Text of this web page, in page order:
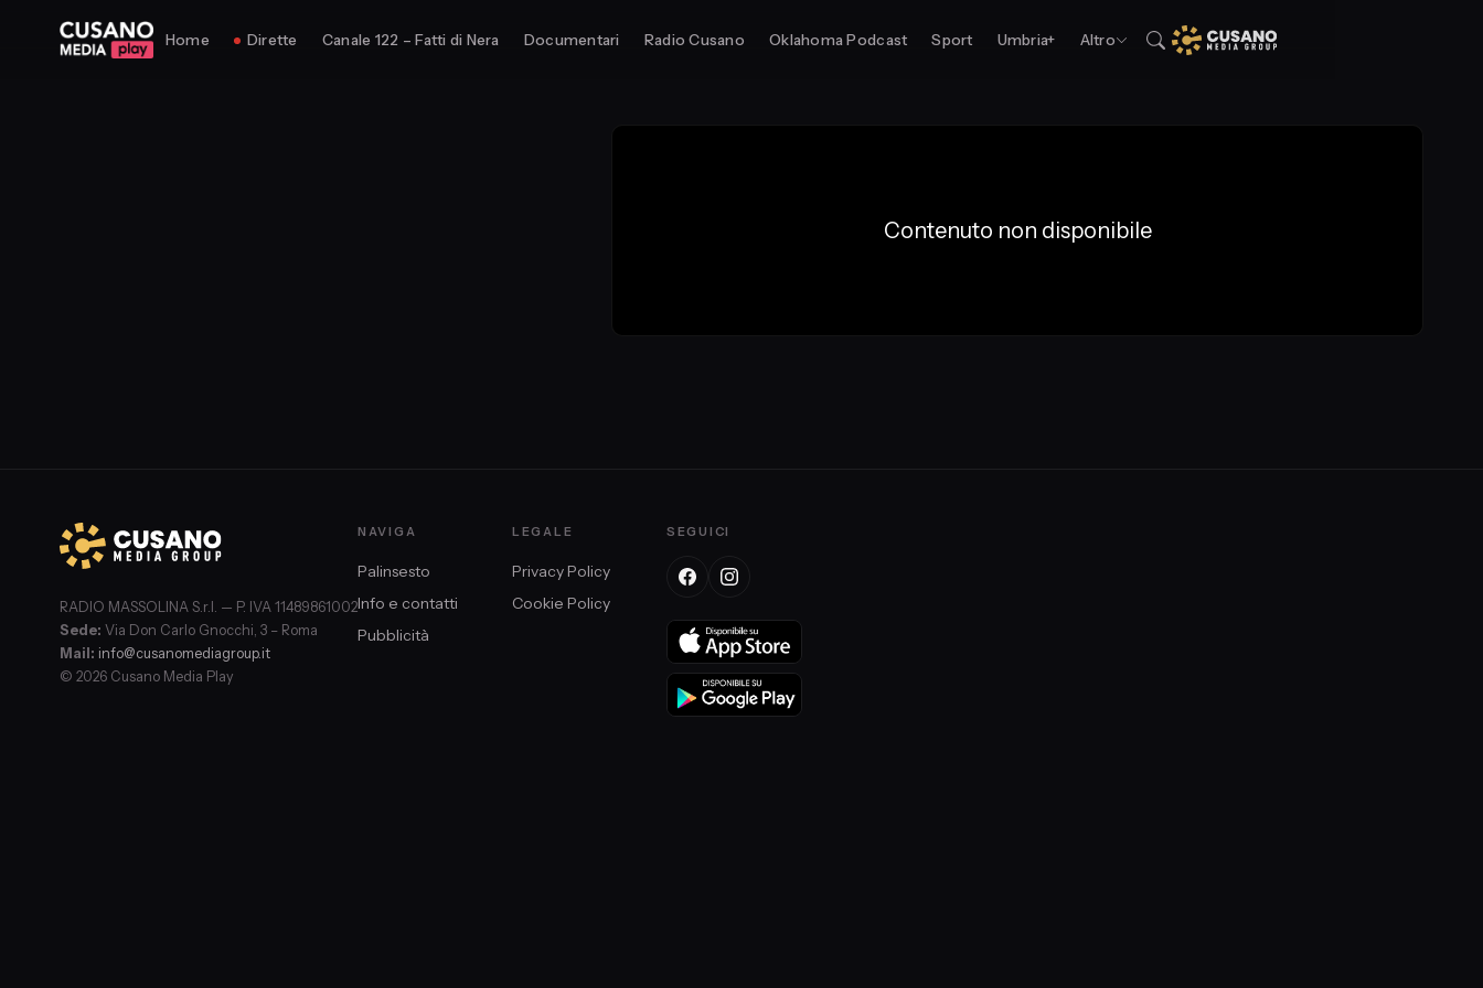
Home Dirette Canale 122 – Fatti di Nera Documentari Radio Cusano Oklahoma Podcast Sport Umbria+ Altro
Contenuto non disponibile
RADIO MASSOLINA S.r.l. — P. IVA 11489861002
Sede: Via Don Carlo Gnocchi, 3 – Roma
Mail: info@cusanomediagroup.it
© 2026 Cusano Media Play
NAVIGA
Palinsesto
Info e contatti
Pubblicità
LEGALE
Privacy Policy
Cookie Policy
SEGUICI